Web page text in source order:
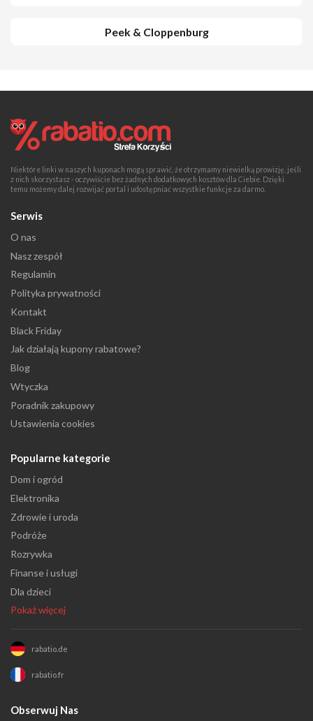
Peek & Cloppenburg
Niektóre linki w naszych kuponach mogą sprawić, że otrzymamy niewielką prowizję, jeśli
z nich skorzystasz - oczywiście bez żadnych dodatkowych kosztów dla Ciebie. Dzięki
temu możemy dalej rozwijać portal i udostępniać wszystkie funkcje za darmo.
Serwis
O nas
Nasz zespół
Regulamin
Polityka prywatności
Kontakt
Black Friday
Jak działają kupony rabatowe?
Blog
Wtyczka
Poradnik zakupowy
Ustawienia cookies
Popularne kategorie
Dom i ogród
Elektronika
Zdrowie i uroda
Podróże
Rozrywka
Finanse i usługi
Dla dzieci
Pokaż więcej
rabatio.de
rabatio.fr
Obserwuj Nas